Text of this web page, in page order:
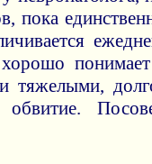
пока
тяжелыми,
обвитие.